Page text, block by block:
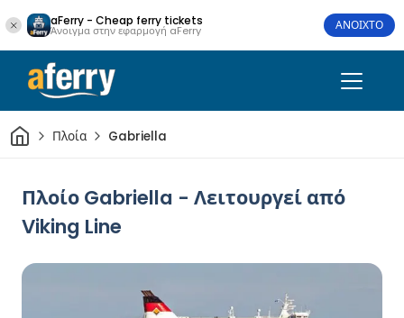
aFerry - Cheap ferry tickets
Άνοιγμα στην εφαρμογή aFerry ΑΝΟΙΧΤΟ
ΣπίτιΠλοία Gabriella
Πλοίο Gabriella - Λειτουργεί από
Viking Line